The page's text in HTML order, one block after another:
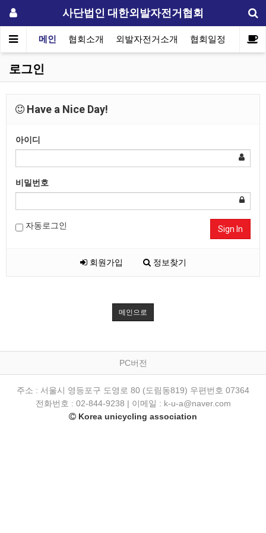
사단법인 대한외발자전거협회
메인 협회소개 외발자전거소개 협회일정 자료실
로그인
Have a Nice Day!
아이디
비밀번호
자동로그인 Sign In
회원가입 정보찾기
메인으로
PC버전
주소 : 서울시 영등포구 도영로 80 (도림동819) 우편번호 07364
전화번호 : 02-844-9238 | 이메일 : k-u-a@naver.com
Korea unicycling association